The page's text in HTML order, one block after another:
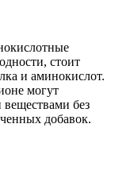
стоит
и аминокислот.
могут
без
добавок.